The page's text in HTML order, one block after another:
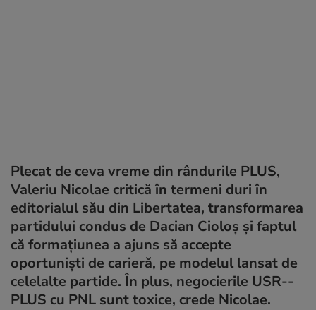
Plecat de ceva vreme din rândurile PLUS,
Valeriu Nicolae critică în termeni duri în
editorialul său din Libertatea, transformarea
partidului condus de Dacian Cioloș și faptul
că formațiunea a ajuns să accepte
oportuniști de carieră, pe modelul lansat de
celelalte partide. În plus, negocierile USR--
PLUS cu PNL sunt toxice, crede Nicolae.